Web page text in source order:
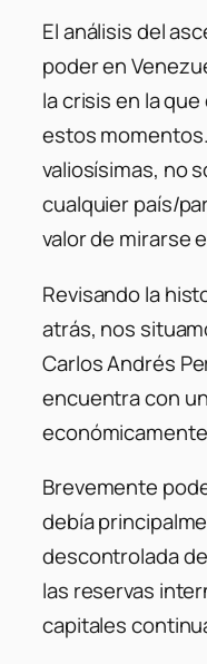
El análisis del
poder en
la crisis en la
estos
valiosísimas, no
cualquier país/
valor de mirarse
Revisando la
atrás, nos
Carlos Andrés
encuentra con
Brevemente
debía
descontrolada
las reservas
capitales